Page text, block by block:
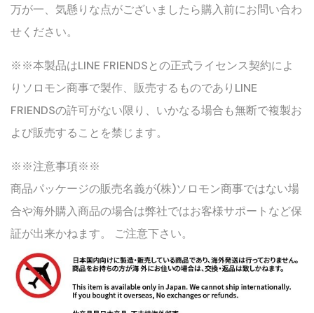
万が一、気懸りな点がございましたら購入前にお問い合わ
せください。
※※本製品はLINE FRIENDSとの正式ライセンス契約によ
りソロモン商事で製作、販売するものでありLINE
FRIENDSの許可がない限り、いかなる場合も無断で複製お
よび販売することを禁じます。
※※注意事項※※
商品パッケージの販売名義が(株)ソロモン商事ではない場
合や海外購入商品の場合は弊社ではお客様サポートなど保
証が出来かねます。 ご注意下さい。